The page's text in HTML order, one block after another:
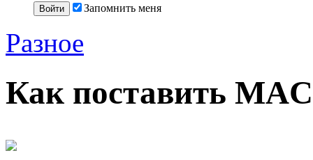
Запомнить меня
Разное
Как поставить